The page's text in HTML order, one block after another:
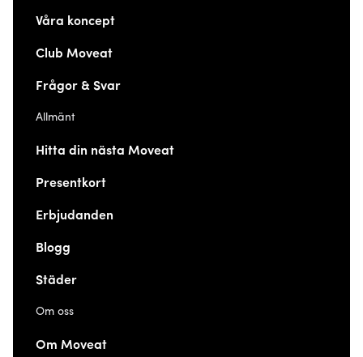
Våra koncept
Club Moveat
Frågor & Svar
Allmänt
Hitta din nästa Moveat
Presentkort
Erbjudanden
Blogg
Städer
Om oss
Om Moveat